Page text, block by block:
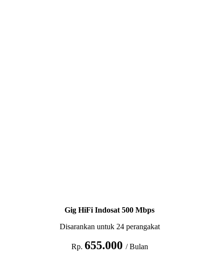
Gig HiFi Indosat 500 Mbps
Disarankan untuk 24 perangakat
Rp. 655.000 / Bulan